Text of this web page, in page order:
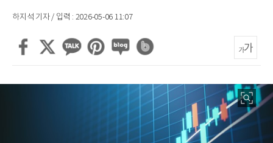
하지석 기자 / 입력 : 2026-05-06 11:07